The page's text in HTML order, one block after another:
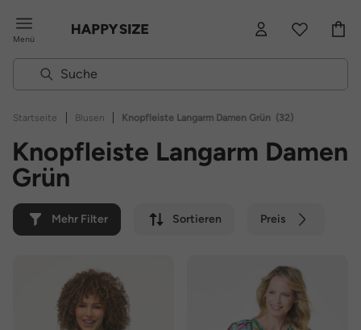
Menü
Startseite | Blusen | Knopfleiste Langarm Damen Grün (32)
Knopfleiste Langarm Damen
Grün
Mehr Filter Sortieren Preis